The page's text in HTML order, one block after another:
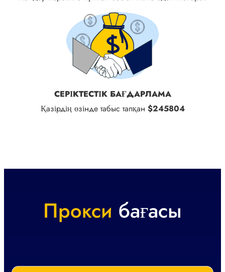
СЕРІКТЕСТІК БАҒДАРЛАМА
Қазірдің өзінде табыс тапқан $245804
Прокси бағасы